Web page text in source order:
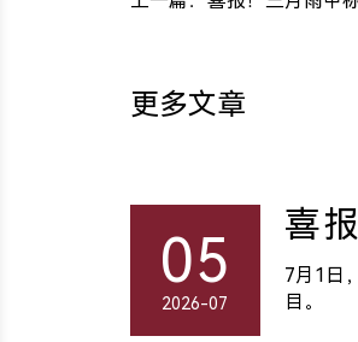
更多文章
05
2026-07
喜
7月1日
目。